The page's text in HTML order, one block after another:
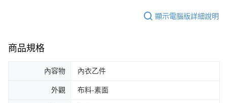
顯示電腦版詳細說明
商品規格
內容物 內衣乙件
外觀 布料-素面